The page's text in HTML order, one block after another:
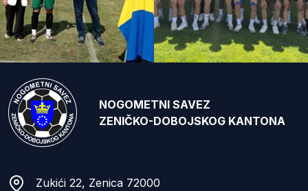
NOGOMETNI SAVEZ
ZENIČKO-DOBOJSKOG KANTONA
Zukići 22, Zenica 72000